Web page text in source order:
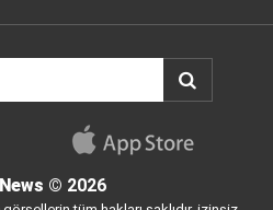
© 2026